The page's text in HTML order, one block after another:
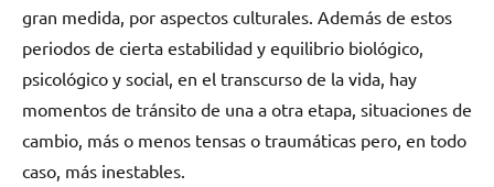
gran medida, por aspectos culturales. Además de estos
periodos de cierta estabilidad y equilibrio biológico,
psicológico y social, en el transcurso de la vida, hay
momentos de tránsito de una a otra etapa, situaciones de
cambio, más o menos tensas o traumáticas pero, en todo
caso, más inestables.